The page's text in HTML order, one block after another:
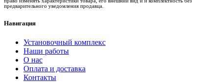
предварительного уведомления продавца.
Навигация
Установочный комплекс
Наши работы
О нас
Оплата и доставка
Контакты